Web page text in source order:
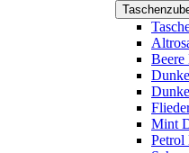
Beere
Mint
Petrol